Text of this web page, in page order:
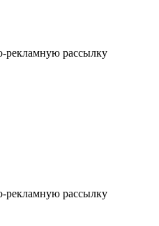
рекламную рассылку
рекламную рассылку